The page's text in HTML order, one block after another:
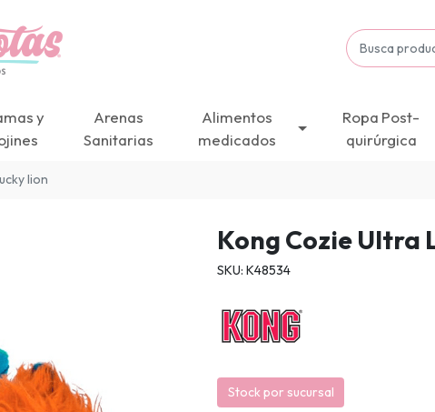
y
Arenas
Sanitarias
Alimentos
medicados
Ropa Post-
quirúrgica
lion
Kong Cozie Ultra
SKU: K48534
Stock por sucursal